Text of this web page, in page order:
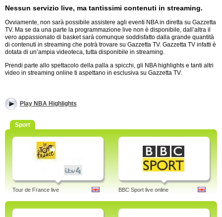
Nessun servizio live, ma tantissimi contenuti in streaming.
Ovviamente, non sarà possibile assistere agli eventi NBA in diretta su Gazzetta
TV. Ma se da una parte la programmazione live non è disponibile, dall’altra il
vero appassionato di basket sarà comunque soddisfatto dalla grande quantità
di contenuti in streaming che potrà trovare su Gazzetta TV. Gazzetta TV infatti è
dotata di un’ampia videoteca, tutta disponibile in streaming.
Prendi parte allo spettacolo della palla a spicchi, gli NBA highlights e tanti altri
video in streaming online ti aspettano in esclusiva su Gazzetta TV.
Play NBA Highlights
Sport
Tour de France live BBC Sport live online